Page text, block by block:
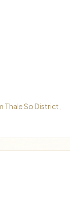
Thale So District,